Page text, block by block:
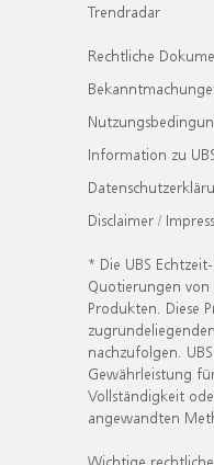
Trendradar
Rechtliche
Information zu
Disclaimer /
* Die UBS
Quotierungen von
Produkten. Diese
nachzufolgen.
Gewährleistung
Vollständigkeit
angewandten